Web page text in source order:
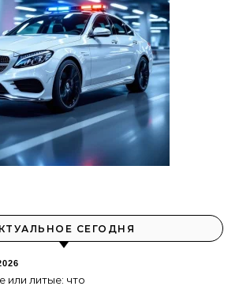
СЕГОДНЯ
или литые: что